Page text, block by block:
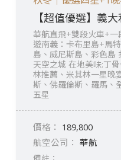
【超值優選】義
華航直飛+雙段火車+
遊南義：卡布里島+馬
島、威尼斯島、彩色島
天空之城 在地美味:丁
林推薦、米其林一星晚
斯、佛羅倫斯、羅馬、
五星
189,800
華航